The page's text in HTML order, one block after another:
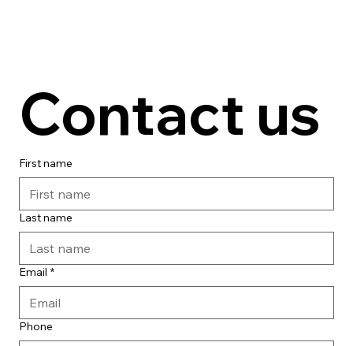
Contact us
First name
Last name
Email *
Phone